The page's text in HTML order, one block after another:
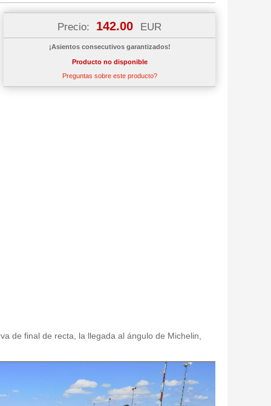
Precio: 142.00 EUR
¡Asientos consecutivos garantizados!
Producto no disponible
Preguntas sobre este producto?
de final de recta, la llegada al ángulo de Michelin,